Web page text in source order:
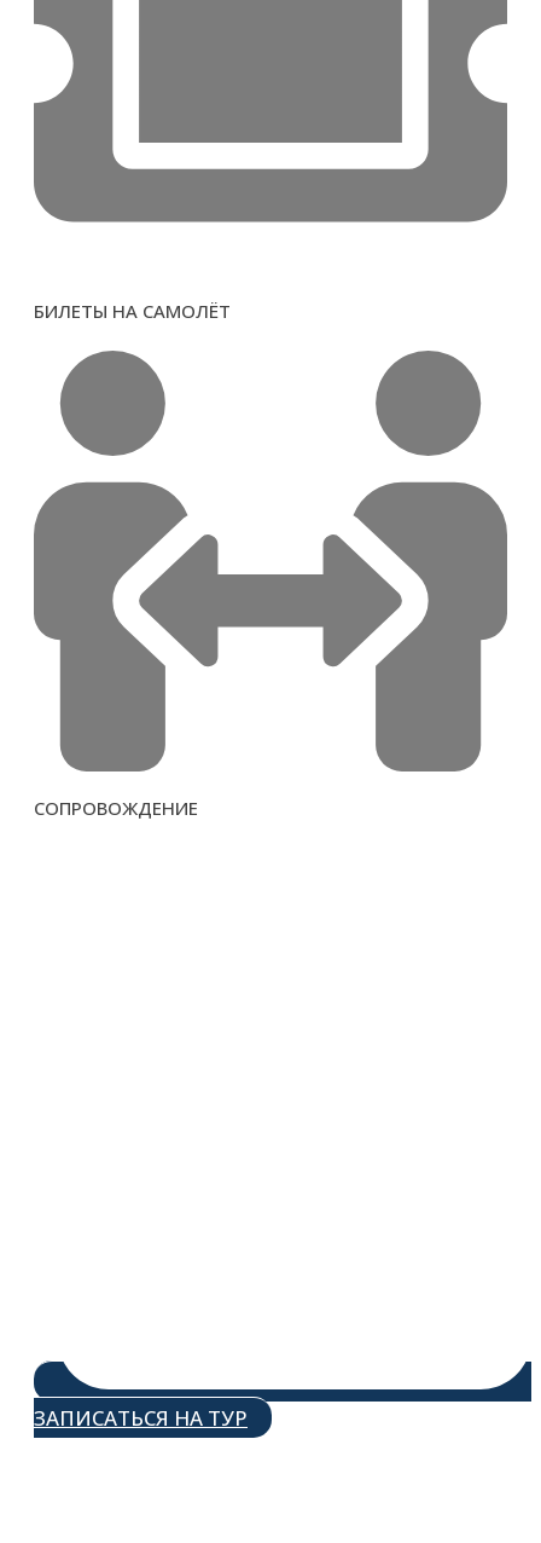
БИЛЕТЫ НА САМОЛËТ
СОПРОВОЖДЕНИЕ
ЗАПИСАТЬСЯ НА ТУР